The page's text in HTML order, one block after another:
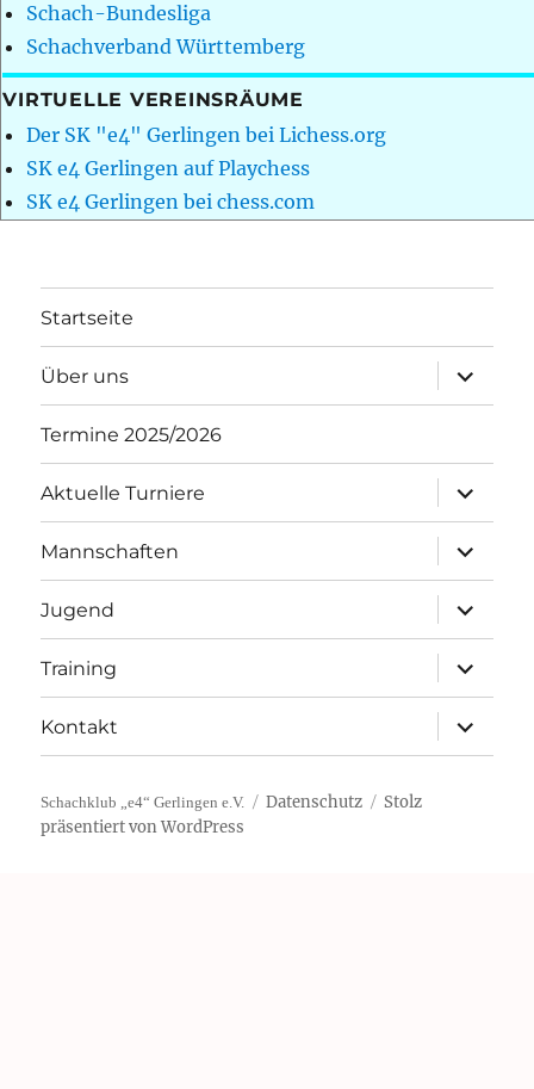
Schach-Bundesliga
Schachverband Württemberg
VIRTUELLE VEREINSRÄUME
Der SK "e4" Gerlingen bei Lichess.org
SK e4 Gerlingen auf Playchess
SK e4 Gerlingen bei chess.com
Startseite
Über uns
öffnen
Termine 2025/2026
Aktuelle Turniere
öffnen
Mannschaften
öffnen
Jugend
öffnen
Training
öffnen
Kontakt
öffnen
Schachklub „e4“ Gerlingen e.V. Datenschutz
Stolz
präsentiert von WordPress